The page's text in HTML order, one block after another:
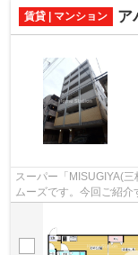
賃貸 | マンション ア
スーパー「MISUGIYA(
ムーズです。今回ご紹